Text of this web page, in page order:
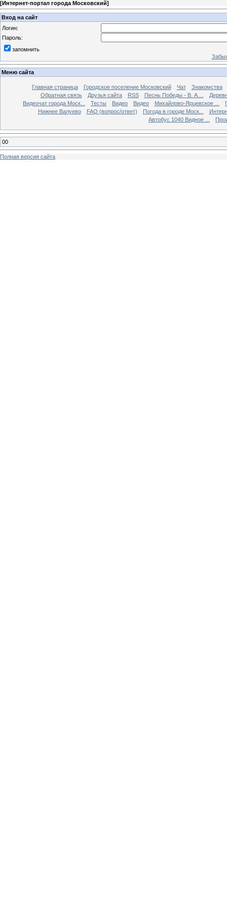
[Интернет-портал города Московский]
Вход на сайт
Логин:
Пароль:
запомнить
Меню сайта
Главная страница Городское поселение Московский Чат
Знакомства
Обратная связь
Друзья сайта RSS Песнь Победы - В. А....
Видеочат города Моск...
Тесты Видео Видео Михайлово-Ярцевское ...
Нижнее Валуево
FAQ (вопрос/ответ) Погода в городе Моск...
Автобус 1040 Видное ...
00
Полная версия сайта